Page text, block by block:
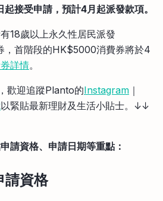
接受申請，預計4月起派發款項。
18歲以上永久性居民派發
，首階段的HK$5000消費券將於4
詳情。
歡迎追蹤Planto的Instagram ｜
以緊貼最新理財及生活小貼士。↓↓
請資格、申請日期等重點：
請資格